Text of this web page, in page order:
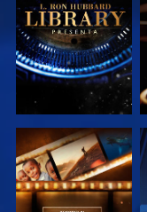
SERIE
ESPLORA LE
SERIE